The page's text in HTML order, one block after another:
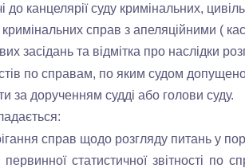
канцелярії суду кримінальних,
справ з апеляційними (
засідань та відмітка про наслідки
по справам, по яким судом
за дорученням судді або голови суду.
:
справ щодо розгляду питань у
статистичної звітності по